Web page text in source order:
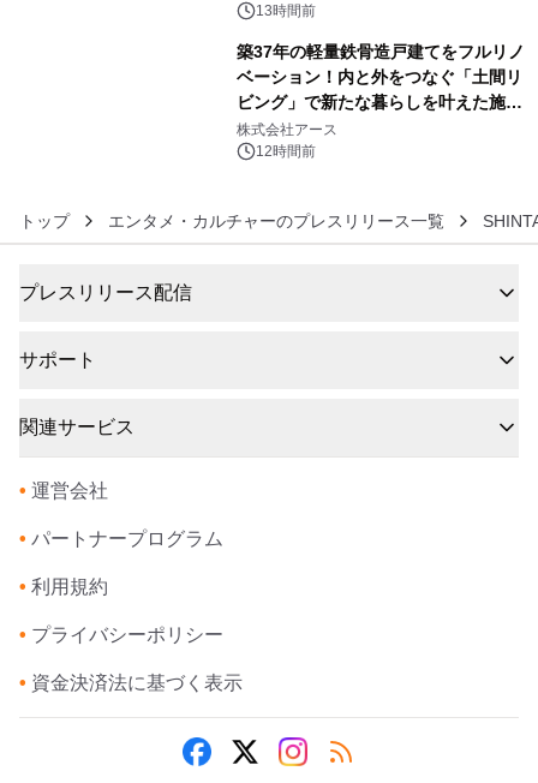
13時間前
築37年の軽量鉄骨造戸建てをフルリノ
ベーション！内と外をつなぐ「土間リ
ビング」で新たな暮らしを叶えた施工
事例を株式会社アースが公開
株式会社アース
12時間前
トップ エンタメ・カルチャーのプレスリリース一覧
プレスリリース配信
サポート
関連サービス
• 運営会社
• パートナープログラム
• 利用規約
• プライバシーポリシー
• 資金決済法に基づく表示